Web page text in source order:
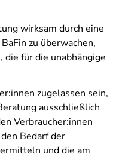
wirksam durch eine
zu überwachen,
die für die unabhängige
zugelassen sein,
ausschließlich
Verbraucher:innen
Bedarf der
und die am